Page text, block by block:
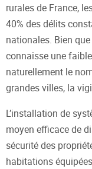
rurales de France,
40% des délits
nationales. Bien
connaisse une
naturellement le
grandes villes, la
L’installation de
moyen efficace de
sécurité des
habitations